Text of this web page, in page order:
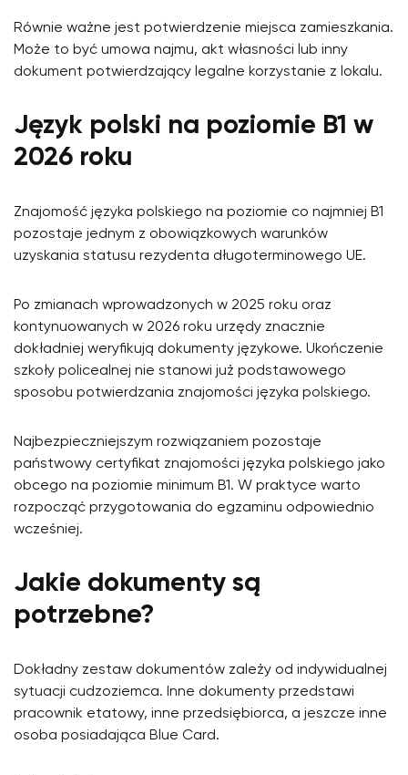
Równie ważne jest potwierdzenie miejsca zamieszkania.
Może to być umowa najmu, akt własności lub inny
dokument potwierdzający legalne korzystanie z lokalu.
Język polski na poziomie B1 w
2026 roku
Znajomość języka polskiego na poziomie co najmniej B1
pozostaje jednym z obowiązkowych warunków
uzyskania statusu rezydenta długoterminowego UE.
Po zmianach wprowadzonych w 2025 roku oraz
kontynuowanych w 2026 roku urzędy znacznie
dokładniej weryfikują dokumenty językowe. Ukończenie
szkoły policealnej nie stanowi już podstawowego
sposobu potwierdzania znajomości języka polskiego.
Najbezpieczniejszym rozwiązaniem pozostaje
państwowy certyfikat znajomości języka polskiego jako
obcego na poziomie minimum B1. W praktyce warto
rozpocząć przygotowania do egzaminu odpowiednio
wcześniej.
Jakie dokumenty są
potrzebne?
Dokładny zestaw dokumentów zależy od indywidualnej
sytuacji cudzoziemca. Inne dokumenty przedstawi
pracownik etatowy, inne przedsiębiorca, a jeszcze inne
osoba posiadająca Blue Card.